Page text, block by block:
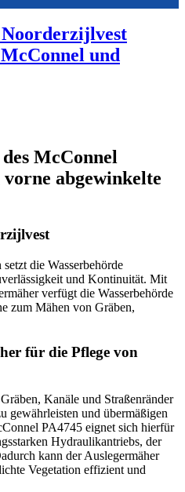
Noorderzijlvest
und
McConnel
abgewinkelte
die Wasserbehörde
und Kontinuität. Mit
verfügt die Wasserbehörde
zum Mähen von Gräben,
für die Pflege von
Kanäle und Straßenränder
gewährleisten und übermäßigen
PA4745 eignet sich hierfür
Hydraulikantriebs, der
kann der Auslegermäher
Vegetation effizient und